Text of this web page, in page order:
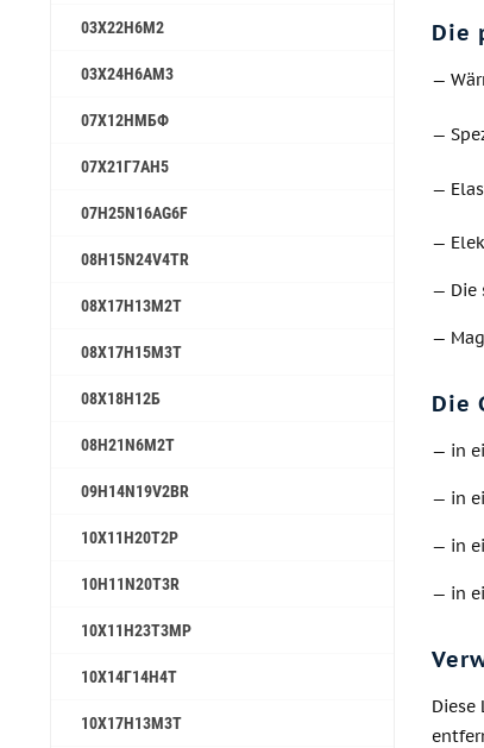
03Х22Н6М2
03Х24Н6АМ3
07Х12НМБФ
07Х21Г7АН5
07H25N16AG6F
08H15N24V4TR
08Х17Н13М2Т
08Х17Н15М3Т
08Х18Н12Б
08H21N6M2T
09H14N19V2BR
10Х11Н20Т2Р
10H11N20T3R
10Х11Н23Т3МР
10Х14Г14Н4Т
10Х17Н13М3Т
Die
—
—
—
—
— Die
—
Die
— in
— in
— in
— in
Diese